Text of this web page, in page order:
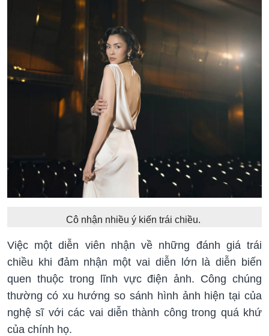
Cô nhận nhiều ý kiến trái chiều.
Việc một diễn viên nhận về những đánh giá trái
chiều khi đảm nhận một vai diễn lớn là diễn biến
quen thuộc trong lĩnh vực điện ảnh. Công chúng
thường có xu hướng so sánh hình ảnh hiện tại của
nghệ sĩ với các vai diễn thành công trong quá khứ
của chính họ.